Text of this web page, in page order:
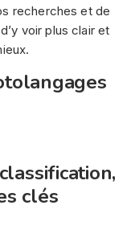
recherches et de
voir plus clair et
clés